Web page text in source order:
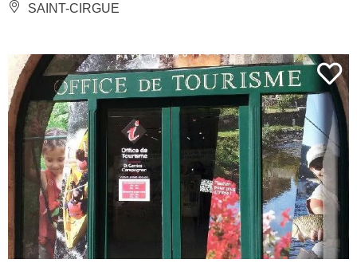
SAINT-CIRGUE